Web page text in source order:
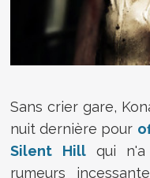
Sans crier gare,
nuit dernière pour
Silent Hillqui n'a
rumeurs